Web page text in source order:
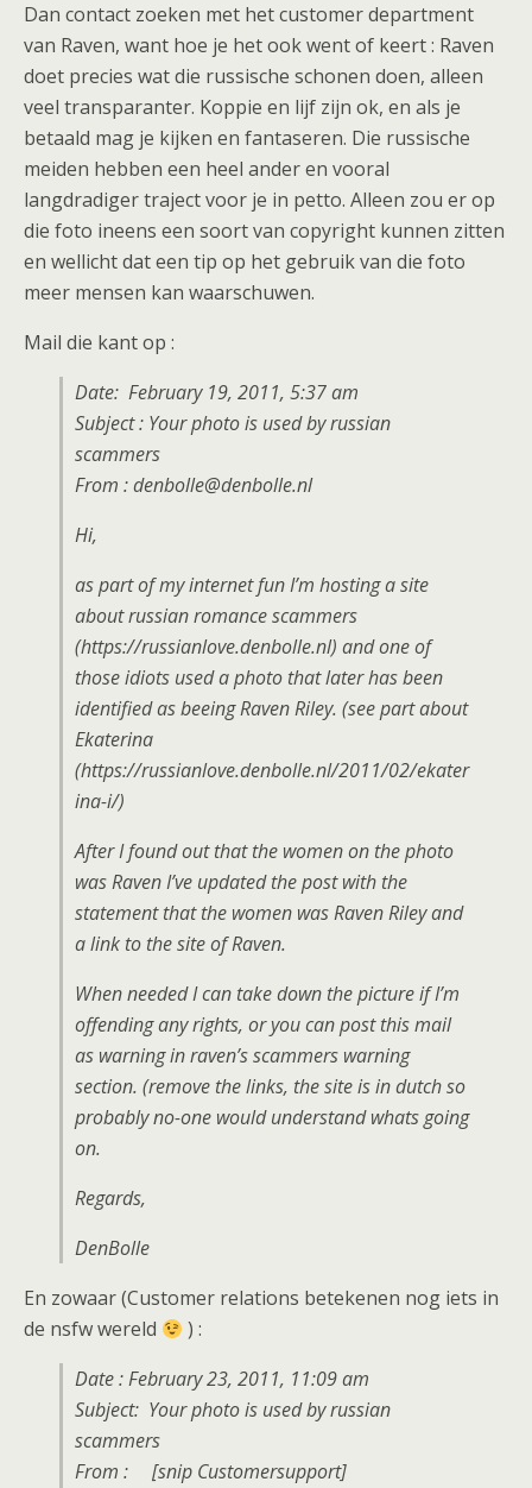
Dan contact zoeken met het customer department
van Raven, want hoe je het ook went of keert : Raven
doet precies wat die russische schonen doen, alleen
veel transparanter. Koppie en lijf zijn ok, en als je
betaald mag je kijken en fantaseren. Die russische
meiden hebben een heel ander en vooral
langdradiger traject voor je in petto. Alleen zou er op
die foto ineens een soort van copyright kunnen zitten
en wellicht dat een tip op het gebruik van die foto
meer mensen kan waarschuwen.
Mail die kant op :
Date: February 19, 2011, 5:37 am
Subject : Your photo is used by russian
scammers
From : denbolle@denbolle.nl
Hi,
as part of my internet fun I’m hosting a site
about russian romance scammers
(https://russianlove.denbolle.nl) and one of
those idiots used a photo that later has been
identified as beeing Raven Riley. (see part about
Ekaterina
(https://russianlove.denbolle.nl/2011/02/ekater
ina-i/)
After I found out that the women on the photo
was Raven I’ve updated the post with the
statement that the women was Raven Riley and
a link to the site of Raven.
When needed I can take down the picture if I’m
offending any rights, or you can post this mail
as warning in raven’s scammers warning
section. (remove the links, the site is in dutch so
probably no-one would understand whats going
on.
Regards,
DenBolle
En zowaar (Customer relations betekenen nog iets in
de nsfw wereld
) :
Date : February 23, 2011, 11:09 am
Subject: Your photo is used by russian
scammers
From : [snip Customersupport]